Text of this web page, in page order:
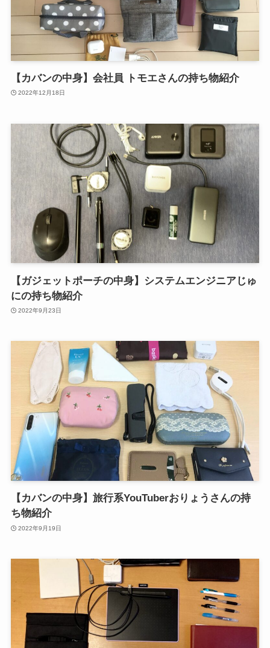
【カバンの中身】会社員 トモエさんの持ち物紹介
2022年12月18日
【ガジェットポーチの中身】システムエンジニアじゅ
にの持ち物紹介
2022年9月23日
【カバンの中身】旅行系YouTuberおりょうさんの持
ち物紹介
2022年9月19日